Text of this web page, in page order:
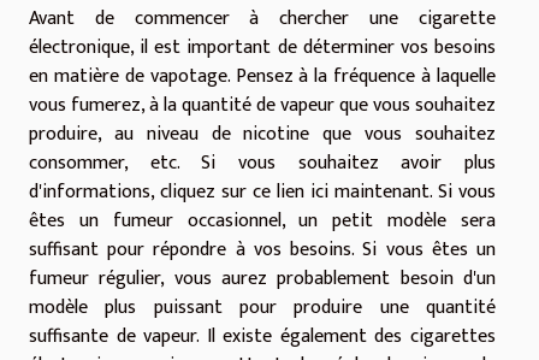
Avant de commencer à chercher une cigarette
électronique, il est important de déterminer vos besoins
en matière de vapotage. Pensez à la fréquence à laquelle
vous fumerez, à la quantité de vapeur que vous souhaitez
produire, au niveau de nicotine que vous souhaitez
consommer, etc. Si vous souhaitez avoir plus
d'informations,cliquez sur ce lien ici maintenant. Si vous
êtes un fumeur occasionnel, un petit modèle sera
suffisant pour répondre à vos besoins. Si vous êtes un
fumeur régulier, vous aurez probablement besoin d'un
modèle plus puissant pour produire une quantité
suffisante de vapeur. Il existe également des cigarettes